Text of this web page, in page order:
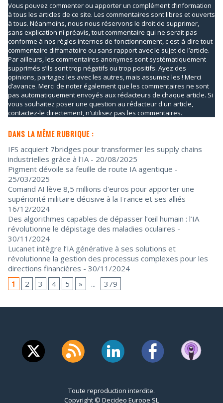
Vous pouvez commenter ou apporter un complément d’information
à tous les articles de ce site. Les commentaires sont libres et ouverts
à tous. Néanmoins, nous nous réservons le droit de supprimer,
sans explication ni préavis, tout commentaire qui ne serait pas
conforme à nos règles internes de fonctionnement, c'est-à-dire tout
commentaire diffamatoire ou sans rapport avec le sujet de l’article.
Par ailleurs, les commentaires anonymes sont systématiquement
supprimés s’ils sont trop négatifs ou trop positifs. Ayez des
opinions, partagez les avec les autres, mais assumez les ! Merci
d’avance. Merci de noter également que les commentaires ne sont
pas automatiquement envoyés aux rédacteurs de chaque article. Si
vous souhaitez poser une question au rédacteur d'un article,
contactez-le directement, n'utilisez pas les commentaires.
DANS LA MÊME RUBRIQUE :
IFS acquiert 7bridges pour transformer les supply chains
industrielles grâce à l'IA - 20/08/2025
Pigment dévoile sa feuille de route IA agentique -
25/03/2025
Comand AI lève 8,5 millions d'euros pour apporter une
supériorité militaire décisive à la France et ses alliés -
16/12/2024
Des algorithmes capables de dépasser l’œil humain : l’IA
révolutionne le dépistage des maladies oculaires -
30/11/2024
Lucanet intègre l’IA générative à ses solutions et
révolutionne la gestion des processus complexes pour les
directions financières - 30/11/2024
1
2 3 4 5 » ... 379
Toute reproduction interdite.
Copyright © Decideo Europe SL